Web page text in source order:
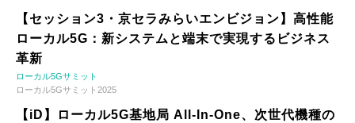
【セッション3・京セラみらいエンビジョン】高性能
ローカル5G：新システムと端末で実現するビジネス
革新
ローカル5Gサミット
ローカル5Gサミット2025
【iD】ローカル5G基地局 All-In-One、次世代機種の